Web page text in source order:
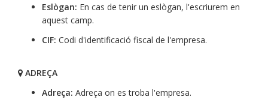
Eslògan: En cas de tenir un eslògan, l'escriurem en
aquest camp.
CIF: Codi d'identificació fiscal de l'empresa.
ADREÇA
Adreça: Adreça on es troba l'empresa.